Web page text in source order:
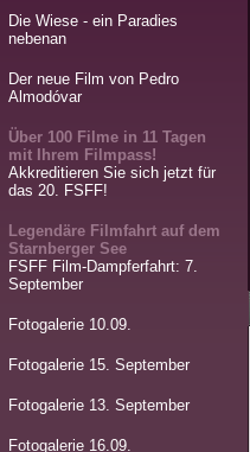
Die Wiese - ein Paradies
nebenan
Der neue Film von Pedro
Almodóvar
Über 100 Filme in 11 Tagen
mit Ihrem Filmpass!
Akkreditieren Sie sich jetzt für
das 20. FSFF!
Legendäre Filmfahrt auf dem
Starnberger See
FSFF Film-Dampferfahrt: 7.
September
Fotogalerie 10.09.
Fotogalerie 15. September
Fotogalerie 13. September
Fotogalerie 16.09.